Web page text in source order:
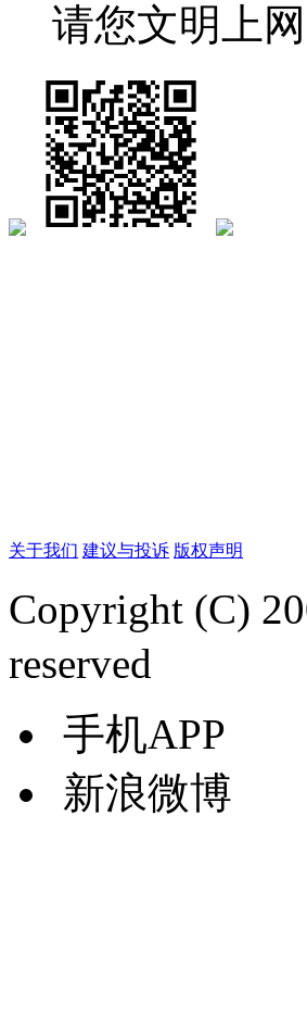
请您文明上
关于我们 建议与投诉 版权声明
Copyright (C)
reserved
手机APP
新浪微博